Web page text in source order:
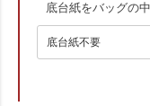
底台紙をバッグの